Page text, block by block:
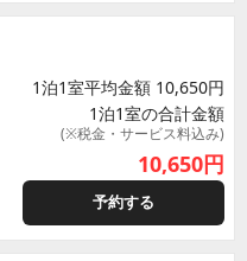
1泊1室平均金額 10,650円
1泊1室の合計金額
(※税金・サービス料込み)
10,650円
予約する